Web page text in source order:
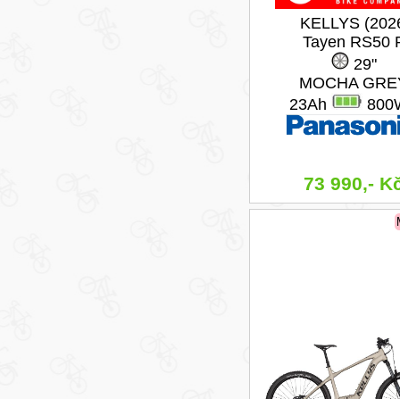
KELLYS
Tayen RS50
29"
MOCHA
23Ah
73 990,-